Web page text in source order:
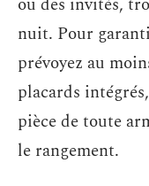
nuit. Pour
prévoyez au
placards
pièce de toute
le rangement.